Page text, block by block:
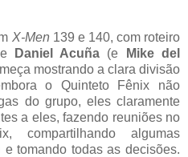
X-Men 139 e 140, com roteiro
Daniel Acuña (e
Mike del
mostrando a clara divisão
o Quinteto Fênix não
do grupo, eles claramente
a eles, fazendo reuniões no
compartilhando algumas
tomando todas as decisões.